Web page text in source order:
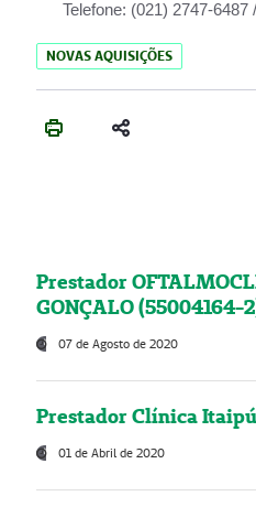
Telefone: (021) 2747-6487
NOVAS AQUISIÇÕES
Prestador
GONÇALO (55004164-
07 de Agosto de 2020
Prestador Clínica
01 de Abril de 2020